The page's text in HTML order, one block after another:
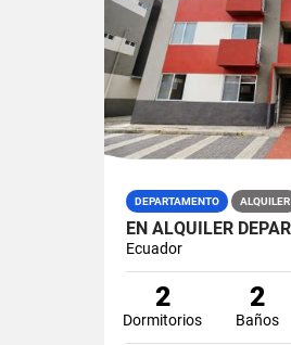
DEPARTAMENTO ALQUILER
Ecuador
2
Dormitorios
2
Baños